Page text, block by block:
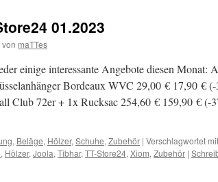
01.2023
von maTTes
einige interessante Angebote diesen Monat:
Bordeaux WVC 29,00 € 17,90 €
Club 72er + 1x Rucksac 254,60 € 159,90 €
, Beläge, Hölzer, Schuhe, Zubehör | Verschlagwortet mit
, Hölzer, Joola, Tibhar, TT-Store24, Xiom, Zubehör |